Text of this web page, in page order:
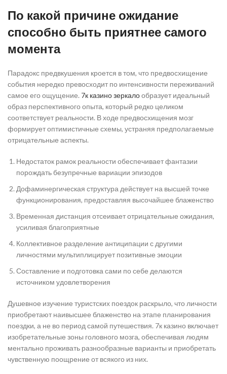
По какой причине ожидание
способно быть приятнее самого
момента
Парадокс предвкушения кроется в том, что предвосхищение
события нередко превосходит по интенсивности переживаний
самое его ощущение. 7к казино зеркалообразует идеальный
образ перспективного опыта, который редко целиком
соответствует реальности. В ходе предвосхищения мозг
формирует оптимистичные схемы, устраняя предполагаемые
отрицательные аспекты.
Недостаток рамок реальности обеспечивает фантазии
порождать безупречные вариации эпизодов
Дофаминергическая структура действует на высшей точке
функционирования, предоставляя высочайшее блаженство
Временная дистанция отсеивает отрицательные ожидания,
усиливая благоприятные
Коллективное разделение антиципации с другими
личностями мультиплицирует позитивные эмоции
Составление и подготовка сами по себе делаются
источником удовлетворения
Душевное изучение туристских поездок раскрыло, что личности
приобретают наивысшее блаженство на этапе планирования
поездки, а не во период самой путешествия. 7к казино включает
изобретательные зоны головного мозга, обеспечивая людям
ментально проживать разнообразные варианты и приобретать
чувственную поощрение от всякого из них.